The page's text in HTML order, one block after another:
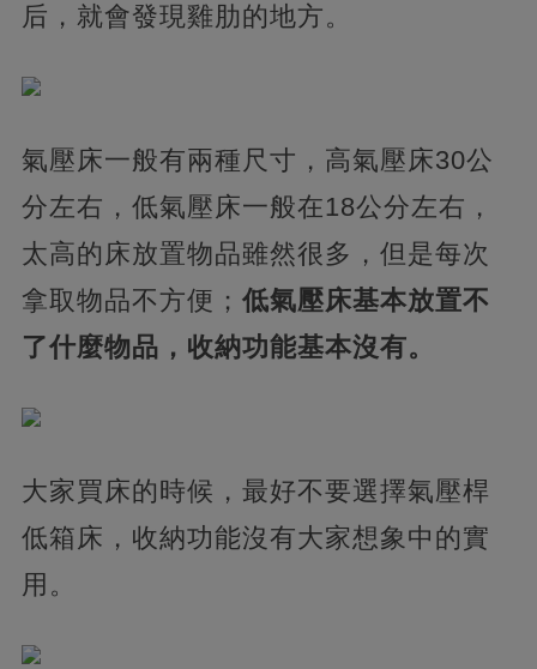
后，就會發現雞肋的地方。
氣壓床一般有兩種尺寸，高氣壓床30公
分左右，低氣壓床一般在18公分左右，
太高的床放置物品雖然很多，但是每次
拿取物品不方便； 低氣壓床基本放置不
了什麼物品，收納功能基本沒有。
大家買床的時候，最好不要選擇氣壓桿
低箱床，收納功能沒有大家想象中的實
用。